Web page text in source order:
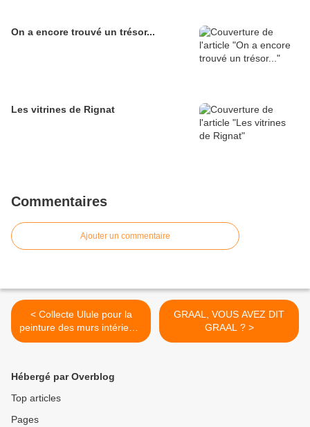
On a encore trouvé un trésor...
Les vitrines de Rignat
Commentaires
Ajouter un commentaire
< Collecte Ulule pour la
peinture des murs intérieurs
de l'église de Rignat
GRAAL, VOUS AVEZ DIT
GRAAL ? >
Hébergé par Overblog
Top articles
Pages